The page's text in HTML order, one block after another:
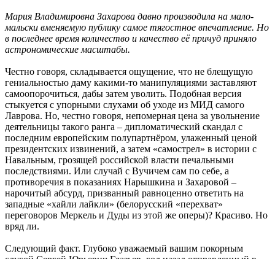
Мария Владимировна Захарова давно производила на мало-
мальски вменяемую публику самое тягостное впечатление. Но
в последнее время количество и качество её причуд приняло
астрономические масштабы.
Честно говоря, складывается ощущение, что не блещущую
гениальностью даму какими-то манипуляциями заставляют
самоопорочиться, дабы затем уволить. Подобная версия
стыкуется с упорными слухами об уходе из МИД самого
Лаврова. Но, честно говоря, непомерная цена за увольнение
деятельницы такого ранга – дипломатический скандал с
последним европейским полупартнёром, улаженный ценой
президентских извинений, а затем «самострел» в истории с
Навальным, грозящей российской власти печальными
последствиями. Или случай с Вучичем сам по себе, а
противоречия в показаниях Нарышкина и Захаровой –
нарочитый абсурд, призванный равноценно ответить на
западные «хайли лайкли» (белорусский «перехват»
переговоров Меркель и Дуды из этой же оперы)? Красиво. Но
вряд ли.
Следующий факт. Глубоко уважаемый вашим покорным